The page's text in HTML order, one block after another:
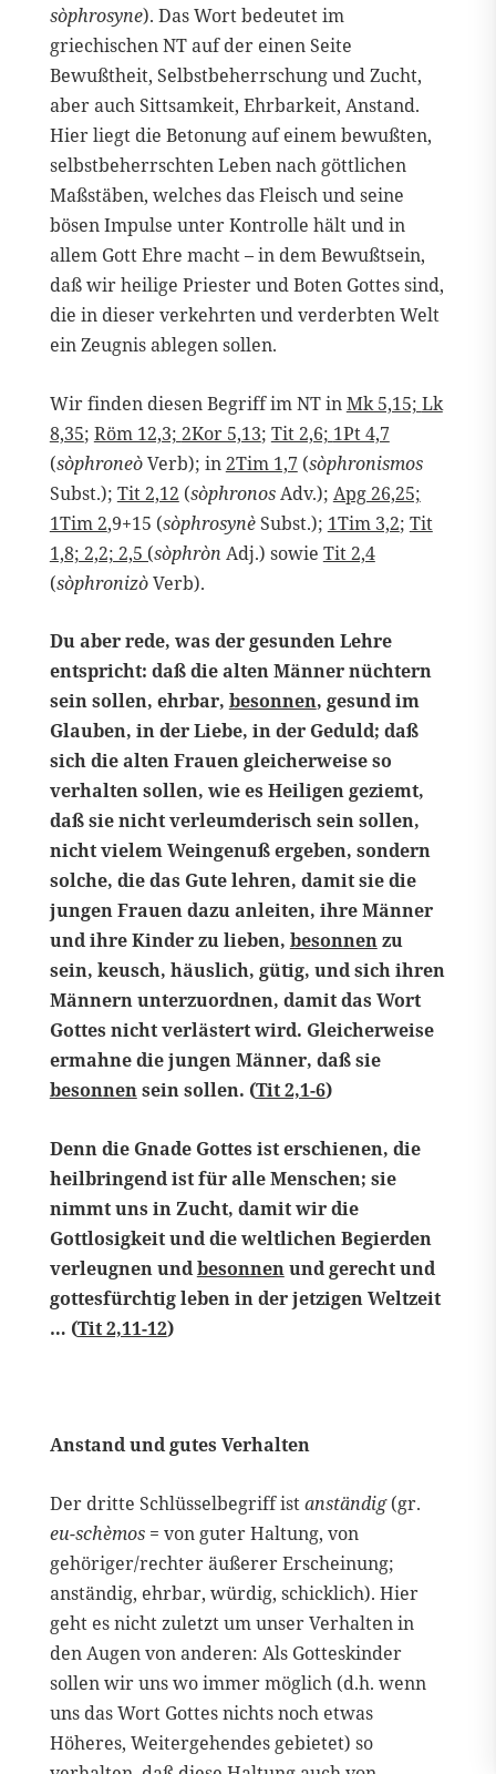
sòphrosyne). Das Wort bedeutet im
griechischen NT auf der einen Seite
Bewußtheit, Selbstbeherrschung und Zucht,
aber auch Sittsamkeit, Ehrbarkeit, Anstand.
Hier liegt die Betonung auf einem bewußten,
selbstbeherrschten Leben nach göttlichen
Maßstäben, welches das Fleisch und seine
bösen Impulse unter Kontrolle hält und in
allem Gott Ehre macht – in dem Bewußtsein,
daß wir heilige Priester und Boten Gottes sind,
die in dieser verkehrten und verderbten Welt
ein Zeugnis ablegen sollen.
Wir finden diesen Begriff im NT inMk 5,15; Lk
8,35; Röm 12,3; 2Kor 5,13; Tit 2,6; 1Pt 4,7
(sòphroneòVerb); in2Tim 1,7(sòphronismos
Subst.); Tit 2,12 (sòphronosAdv.); Apg 26,25;
1Tim 2,9+15 (sòphrosynèSubst.); 1Tim 3,2; Tit
1,8; 2,2; 2,5 (sòphròn Adj.) sowie Tit 2,4
(sòphronizòVerb).
Du aber rede, was der gesunden Lehre
entspricht: daß die alten Männer nüchtern
sein sollen, ehrbar, besonnen, gesund im
Glauben, in der Liebe, in der Geduld; daß
sich die alten Frauen gleicherweise so
verhalten sollen, wie es Heiligen geziemt,
daß sie nicht verleumderisch sein sollen,
nicht vielem Weingenuß ergeben, sondern
solche, die das Gute lehren, damit sie die
jungen Frauen dazu anleiten, ihre Männer
und ihre Kinder zu lieben, besonnenzu
sein, keusch, häuslich, gütig, und sich ihren
Männern unterzuordnen, damit das Wort
Gottes nicht verlästert wird. Gleicherweise
ermahne die jungen Männer, daß sie
besonnensein sollen. (Tit 2,1-6)
Denn die Gnade Gottes ist erschienen, die
heilbringend ist für alle Menschen; sie
nimmt uns in Zucht, damit wir die
Gottlosigkeit und die weltlichen Begierden
verleugnen undbesonnenund gerecht und
gottesfürchtig leben in der jetzigen Weltzeit
… (Tit 2,11-12)
Anstand und gutes Verhalten
Der dritte Schlüsselbegriff istanständig(gr.
eu-schèmos= von guter Haltung, von
gehöriger/rechter äußerer Erscheinung;
anständig, ehrbar, würdig, schicklich). Hier
geht es nicht zuletzt um unser Verhalten in
den Augen von anderen: Als Gotteskinder
sollen wir uns wo immer möglich (d.h. wenn
uns das Wort Gottes nichts noch etwas
Höheres, Weitergehendes gebietet) so